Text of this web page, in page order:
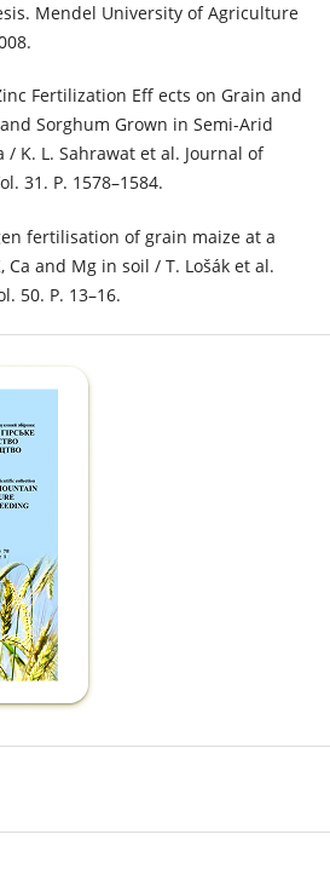
Mendel University of Agriculture
Fertilization Eff ects on Grain and
Sorghum Grown in Semi-Arid
K. L. Sahrawat et al. Journal of
31. P. 1578–1584.
fertilisation of grain maize at a
Ca and Mg in soil / T. Lošák et al.
50. P. 13–16.